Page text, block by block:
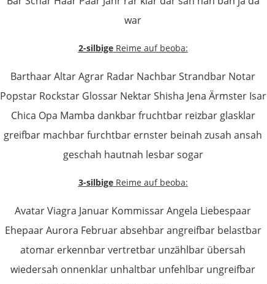
war
2-silbigeReime auf beoba:
Barthaar Altar Agrar Radar Nachbar Strandbar Notar
Popstar Rockstar Glossar Nektar Shisha Jena Ärmster Isar
Chica Opa Mamba dankbar fruchtbar reizbar glasklar
greifbar machbar furchtbar ernster beinah zusah ansah
geschah hautnah lesbar sogar
3-silbigeReime auf beoba:
Avatar Viagra Januar Kommissar Angela Liebespaar
Ehepaar Aurora Februar absehbar angreifbar belastbar
atomar erkennbar vertretbar unzählbar übersah
wiedersah onnenklar unhaltbar unfehlbar ungreifbar